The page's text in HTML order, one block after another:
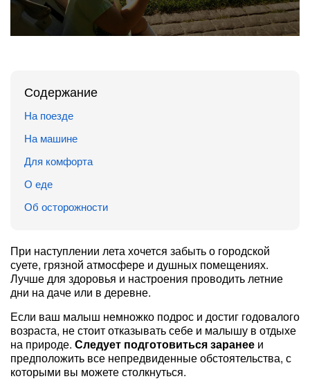
Содержание
На поезде
На машине
Для комфорта
О еде
Об осторожности
При наступлении лета хочется забыть о городской
суете, грязной атмосфере и душных помещениях.
Лучше для здоровья и настроения проводить летние
дни на даче или в деревне.
Если ваш малыш немножко подрос и достиг годовалого
возраста, не стоит отказывать себе и малышу в отдыхе
на природе. Следует подготовиться заранее и
предположить все непредвиденные обстоятельства, с
которыми вы можете столкнуться.